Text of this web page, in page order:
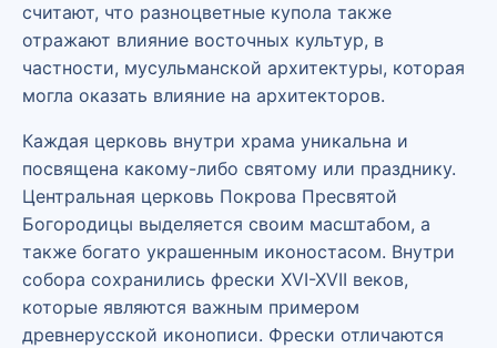
считают, что разноцветные купола также
отражают влияние восточных культур, в
частности, мусульманской архитектуры, которая
могла оказать влияние на архитекторов.
Каждая церковь внутри храма уникальна и
посвящена какому-либо святому или празднику.
Центральная церковь Покрова Пресвятой
Богородицы выделяется своим масштабом, а
также богато украшенным иконостасом. Внутри
собора сохранились фрески XVI-XVII веков,
которые являются важным примером
древнерусской иконописи. Фрески отличаются